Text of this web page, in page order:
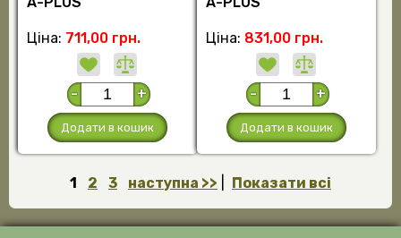
Ціна: 711,00 грн.
- +
Додати в кошик
Ціна: 831,00 грн.
- +
Додати в кошик
1 2 3 наступна >> Показати всі